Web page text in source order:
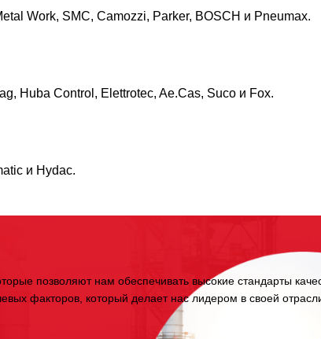
Work, SMC, Camozzi, Parker, BOSCH и Pneumax.
Huba Control, Elettrotec, Ae.Cas, Suco и Fox.
и Hydac.
позволяют нам обеспечивать высокие стандарты
факторов, который делает нас лидером в своей